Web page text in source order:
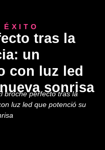
ÉXITO
tras la
un
con luz led
sonrisa
broche perfecto tras la
luz led que potenció su